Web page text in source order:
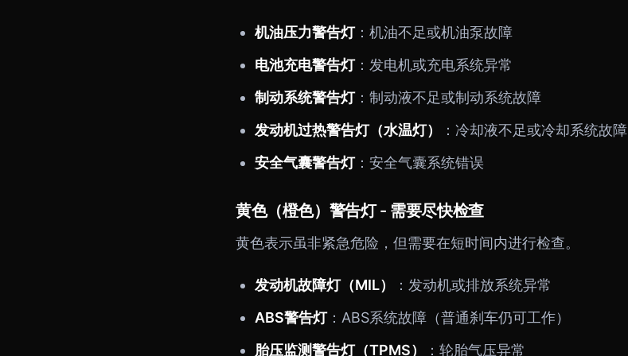
机油压力警告灯：机油不足或机油泵故障
电池充电警告灯：发电机或充电系统异常
制动系统警告灯：制动液不足或制动系统故障
发动机过热警告灯（水温灯）
：冷却液不足或冷却系统故障
安全气囊警告灯：安全气囊系统错误
黄色（橙色）警告灯 - 需要尽快检查
黄色表示虽非紧急危险，但需要在短时间内进行检查。
发动机故障灯（MIL）
：发动机或排放系统异常
ABS警告灯：ABS系统故障（普通刹车仍可工作）
胎压监测警告灯（TPMS）
：轮胎气压异常